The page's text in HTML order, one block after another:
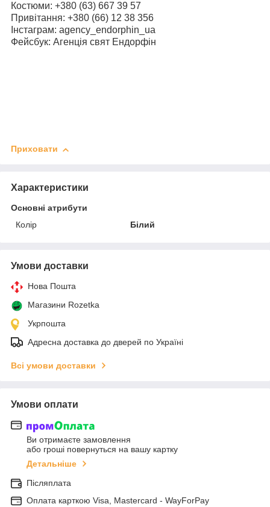
Костюми: +380 (63) 667 39 57
Привітання: +380 (66) 12 38 356
Інстаграм: agency_endorphin_ua
Фейсбук: Агенція свят Ендорфін
Приховати
Характеристики
Основні атрибути
Колір
Білий
Умови доставки
Нова Пошта
Магазини Rozetka
Укрпошта
Адресна доставка до дверей по Україні
Всі умови доставки
Умови оплати
Ви отримаєте замовлення
або гроші повернуться на вашу картку
Детальніше
Післяплата
Оплата карткою Visa, Mastercard - WayForPay